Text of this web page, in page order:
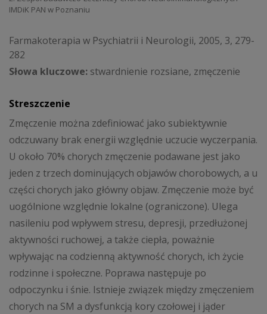
IMDiK PAN w Poznaniu
Farmakoterapia w Psychiatrii i Neurologii, 2005, 3, 279-
282
Słowa kluczowe: stwardnienie rozsiane, zmęczenie
Streszczenie
Zmęczenie można zdefiniować jako subiektywnie
odczuwany brak energii względnie uczucie wyczerpania.
U około 70% chorych zmęczenie podawane jest jako
jeden z trzech dominujących objawów chorobowych, a u
części chorych jako główny objaw. Zmęczenie może być
uogólnione względnie lokalne (ograniczone). Ulega
nasileniu pod wpływem stresu, depresji, przedłużonej
aktywności ruchowej, a także ciepła, poważnie
wpływając na codzienną aktywność chorych, ich życie
rodzinne i społeczne. Poprawa następuje po
odpoczynku i śnie. Istnieje związek między zmęczeniem
chorych na SM a dysfunkcją kory czołowej i jąder